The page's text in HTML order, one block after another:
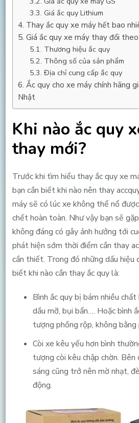
Giá ắc quy Lithium
Thay ắc quy xe máy hết bao
Giá ắc quy xe máy thay đổi
Thương hiệu ắc quy
Thông số của sản phẩm
Địa chỉ cung cấp ắc quy
Ắc quy cho xe máy chính hãng
Nhật
Khi nào ắc quy
thay mới?
Trước khi tìm hiểu thay ắc quy xe
bạn cần biết khi nào nên thay
máy sẽ có lúc xe không thể nổ
chết hoàn toàn. Như vậy bạn sẽ
không đáng có gây ảnh hưởng tới
phát hiện sớm thời điểm cần thay
cần thiết. Trong đó những dấu hiệu
biết khi nào cần thay ắc quy là:
Bình ắc quy bị bám nhiều
dầu mỡ, bụi bẩn…. Hoặc bình
tượng phồng rộp, không bằng
Còi xe kêu yếu hơn bình
tượng còi kêu chập chờn. Bên
sáng cũng trở nên mờ nhạt,
động.